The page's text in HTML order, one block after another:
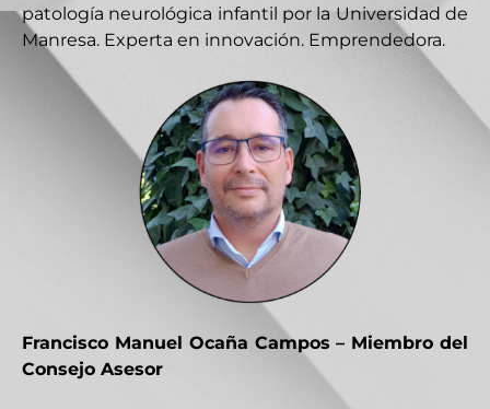
patología neurológica infantil por la Universidad de
Manresa. Experta en innovación. Emprendedora.
Francisco Manuel Ocaña Campos – Miembro del
Consejo Asesor